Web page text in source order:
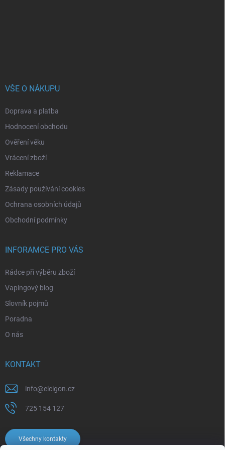
VŠE O NÁKUPU
Doprava a platba
Hodnocení obchodu
Ověření věku
Vrácení zboží
Reklamace
Zásady používání cookies
Ochrana osobních údajů
Obchodní podmínky
INFORAMCE PRO VÁS
Rádce při výběru zboží
Vapingový blog
Slovník pojmů
Poradna
O nás
KONTAKT
info@elcigon.cz
725 154 127
Všechny kontakty